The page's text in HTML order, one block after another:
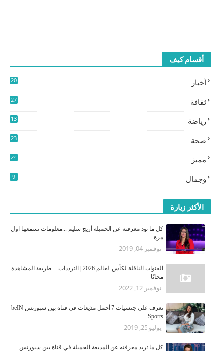
أقسام كيف
أخبار
20
ثقافة
27
رياضة
13
صحة 23
مميز
24
وجمال 9
الأكثر زيارة
كل ما تود معرفته عن الجميلة أريج سليم ...معلومات تسمعها اول
مرة
نوفمبر 04, 2019
القنوات الناقلة لكأس العالم 2026 | الترددات + طريقة المشاهدة
مجانًا
نوفمبر 12, 2022
تعرف على جنسيات 7 أجمل مذيعات في قناة بين سبورتس beIN
Sports
يوليو 25, 2019
كل ما تريد معرفته عن المذيعة الجميلة في قناة بين سبورتس